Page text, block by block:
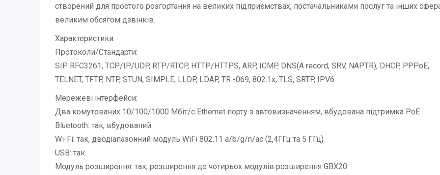
створений для простого розгортання на великих підприємствах, постачальниками послуг та інших
великим обсягом дзвінків.
Характеристики:
Протоколи/Стандарти:
SIP RFC3261, TCP/IP/UDP, RTP/RTCP, HTTP/HTTPS, ARP, ICMP, DNS(A record, SRV, NAPTR), DHCP, PPPoE,
TELNET, TFTP, NTP, STUN, SIMPLE, LLDP, LDAP, TR -069, 802.1x, TLS, SRTP, IPV6
Мережеві інтерфейси:
Два комутованих 10/100/1000 Мбіт/с Ethernet порту з автовизначенням, вбудована підтримка PoE
Bluetooth: так, вбудований
Wi-Fi: так, дводіапазонний модуль WiFi 802.11 a/b/g/n/ac (2,4ГГц та 5 ГГц)
USB: так
Модуль розширення: так, розширення до чотирьох модулів розширення GBX20